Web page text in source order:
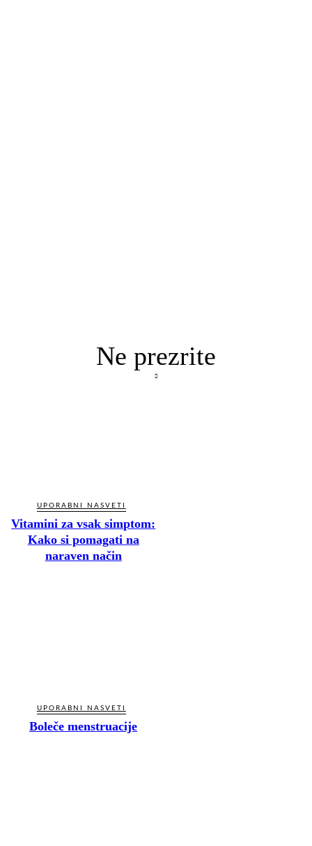
Ne prezrite
UPORABNI NASVETI
Vitamini za vsak simptom:
Kako si pomagati na
naraven način
UPORABNI NASVETI
Boleče menstruacije